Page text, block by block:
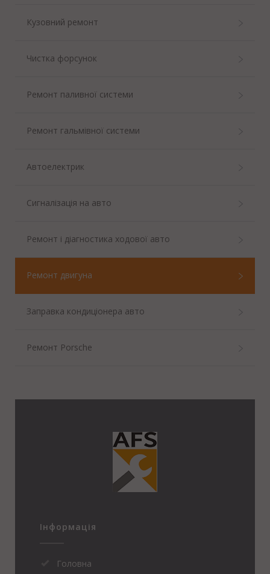
Кузовний ремонт
Чистка форсунок
Ремонт паливної системи
Ремонт гальмівної системи
Автоелектрик
Сигналізація на авто
Ремонт і діагностика ходової авто
Ремонт двигуна
Заправка кондиціонера авто
Ремонт Porsche
Інформація
Головна